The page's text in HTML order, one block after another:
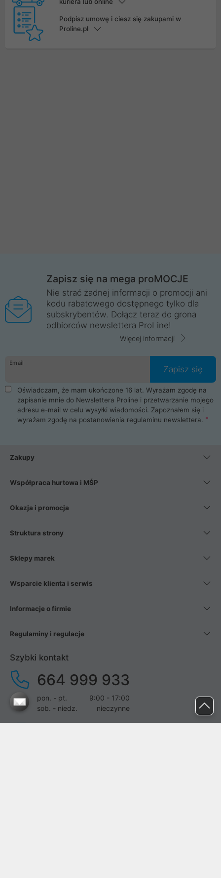
Podpisz umowę i ciesz się zakupami w
Proline.pl
Zapisz się na mega proMOCJE
Nie strać żadnej informacji o promocji ani
kodu rabatowego dostępnego tylko dla
subskrybentów. Dołącz teraz do grona
odbiorców newslettera ProLine!
Więcej informacji
Email
Zapisz się
Oświadczam, że mam ukończone 16 lat. Wyrażam zgodę na
zapisanie mnie do Newslettera Proline i przetwarzanie mojego
adresu e-mail w celu wysyłki wiadomości. Zapoznałem się i
wyrażam zgodę na postanowienia regulaminu newslettera.
Zakupy
Współpraca hurtowa i MŚP
Okazja i promocja
Struktura strony
Sklepy marek
Wsparcie klienta i serwis
Informacje o firmie
Regulaminy i regulacje
Szybki kontakt
664 999 933
pon. - pt.
9:00 - 17:00
sob. - niedz.
nieczynne